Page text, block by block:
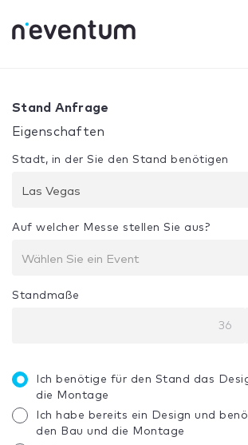
Ihre Auswahl: Design + Bau
Stand Anfrage
Eigenschaften
Stadt, in der Sie den Stand benötigen
Las Vegas
Auf welcher Messe stellen Sie aus?
Wählen Sie ein Event
Standmaße
Ich benötige für den Stand das
die Montage
Ich habe bereits ein Design und
den Bau und die Montage